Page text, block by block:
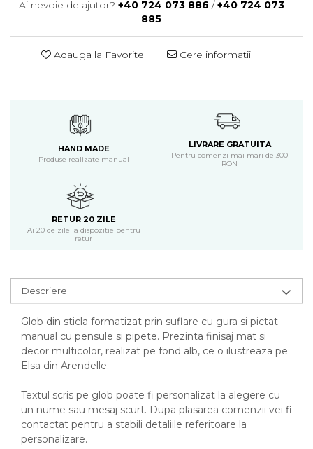
Ai nevoie de ajutor? +40 724 073 886 /+40 724 073
885
Adauga la Favorite Cere informatii
HAND MADE
Produse realizate manual
LIVRARE GRATUITA
Pentru comenzi mai mari de 300
RON
RETUR 20 ZILE
Ai 20 de zile la dispozitie pentru
retur
Descriere
Glob din sticla formatizat prin suflare cu gura si pictat
manual cu pensule si pipete. Prezinta finisaj mat si
decor multicolor, realizat pe fond alb, ce o ilustreaza pe
Elsa din Arendelle.
Textul scris pe glob poate fi personalizat la alegere cu
un nume sau mesaj scurt. Dupa plasarea comenzii vei fi
contactat pentru a stabili detaliile referitoare la
personalizare.